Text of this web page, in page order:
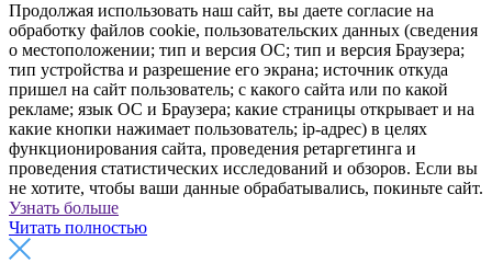
Продолжая использовать наш сайт, вы даете согласие на
обработку файлов cookie, пользовательских данных (сведения
о местоположении; тип и версия ОС; тип и версия Браузера;
тип устройства и разрешение его экрана; источник откуда
пришел на сайт пользователь; с какого сайта или по какой
рекламе; язык ОС и Браузера; какие страницы открывает и на
какие кнопки нажимает пользователь; ip-адрес) в целях
функционирования сайта, проведения ретаргетинга и
проведения статистических исследований и обзоров. Если вы
не хотите, чтобы ваши данные обрабатывались, покиньте сайт.
Узнать больше
Читать полностью